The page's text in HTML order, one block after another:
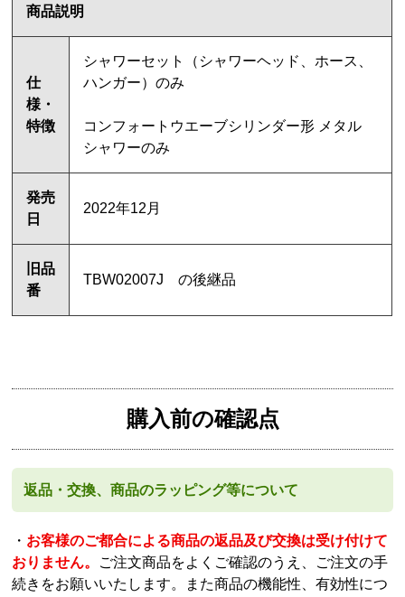
商品説明
仕
様・
特徴
シャワーセット（シャワーヘッド、ホース、
ハンガー）のみ
コンフォートウエーブシリンダー形 メタル
シャワーのみ
発売
日
2022年12月
旧品
番
TBW02007J の後継品
購入前の確認点
返品・交換、商品のラッピング等について
・ お客様のご都合による商品の返品及び交換は受け付けて
おりません。 ご注文商品をよくご確認のうえ、ご注文の手
続きをお願いいたします。また商品の機能性、有効性につ